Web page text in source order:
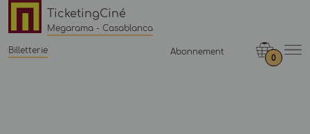
TicketingCiné
Megarama - Casablanca
Billetterie Abonnement
0